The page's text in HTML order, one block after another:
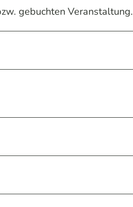
gebuchten Veranstaltung.